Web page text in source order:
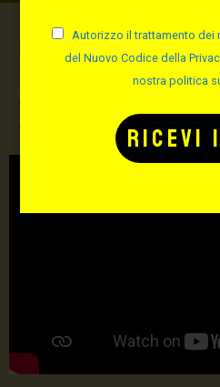
Max Signorello
Supply
TUTTO PER IL
TATTOO STUDIO
Autorizzo il trattamento dei
del Nuovo Codice della
nostra politica